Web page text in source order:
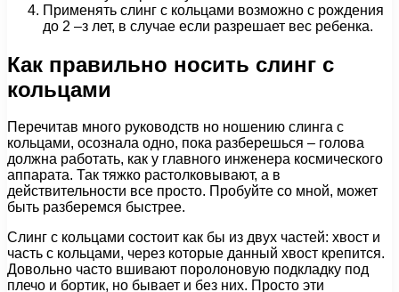
Применять слинг с кольцами возможно с рождения
до 2 –з лет, в случае если разрешает вес ребенка.
Как правильно носить слинг с
кольцами
Перечитав много руководств но ношению слинга с
кольцами, осознала одно, пока разберешься – голова
должна работать, как у главного инженера космического
аппарата. Так тяжко растолковывают, а в
действительности все просто. Пробуйте со мной, может
быть разберемся быстрее.
Слинг с кольцами состоит как бы из двух частей: хвост и
часть с кольцами, через которые данный хвост крепится.
Довольно часто вшивают поролоновую подкладку под
плечо и бортик, но бывает и без них. Просто эти